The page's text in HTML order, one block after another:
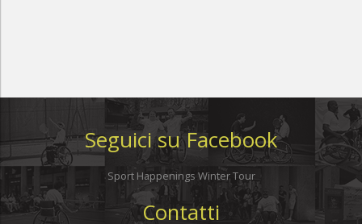
Seguici su Facebook
Sport Happenings Winter Tour
Contatti